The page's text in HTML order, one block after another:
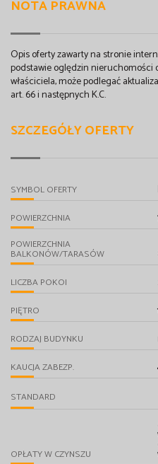
NOTA PRAWNA
Opis oferty zawarty na stronie
podstawie oględzin nieruchomości
właściciela, może podlegać
art. 66 i następnych K.C.
SZCZEGÓŁY OFERTY
SYMBOL OFERTY
POWIERZCHNIA
POWIERZCHNIA
BALKONÓW/TARASÓW
LICZBA POKOI
PIĘTRO
RODZAJ BUDYNKU
KAUCJA ZABEZP.
STANDARD
OPŁATY W CZYNSZU